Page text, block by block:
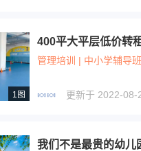
1图
400平大平层低价转
管理培训 | 中小学辅导
🍬🍬 更新于 2022-08-